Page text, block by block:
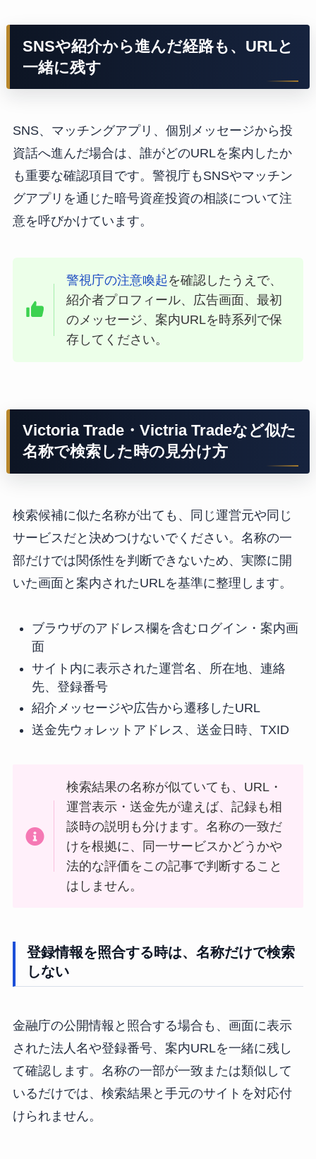
SNSや紹介から進んだ経路も、URLと
一緒に残す
SNS、マッチングアプリ、個別メッセージから投
資話へ進んだ場合は、誰がどのURLを案内したか
も重要な確認項目です。警視庁もSNSやマッチン
グアプリを通じた暗号資産投資の相談について注
意を呼びかけています。
警視庁の注意喚起 を確認したうえで、
紹介者プロフィール、広告画面、最初
のメッセージ、案内URLを時系列で保
存してください。
Victoria Trade・Victria Tradeなど似た
名称で検索した時の見分け方
検索候補に似た名称が出ても、同じ運営元や同じ
サービスだと決めつけないでください。名称の一
部だけでは関係性を判断できないため、実際に開
いた画面と案内されたURLを基準に整理します。
ブラウザのアドレス欄を含むログイン・案内画
面
サイト内に表示された運営名、所在地、連絡
先、登録番号
紹介メッセージや広告から遷移したURL
送金先ウォレットアドレス、送金日時、TXID
検索結果の名称が似ていても、URL・
運営表示・送金先が違えば、記録も相
談時の説明も分けます。名称の一致だ
けを根拠に、同一サービスかどうかや
法的な評価をこの記事で判断すること
はしません。
登録情報を照合する時は、名称だけで検索
しない
金融庁の公開情報と照合する場合も、画面に表示
された法人名や登録番号、案内URLを一緒に残し
て確認します。名称の一部が一致または類似して
いるだけでは、検索結果と手元のサイトを対応付
けられません。